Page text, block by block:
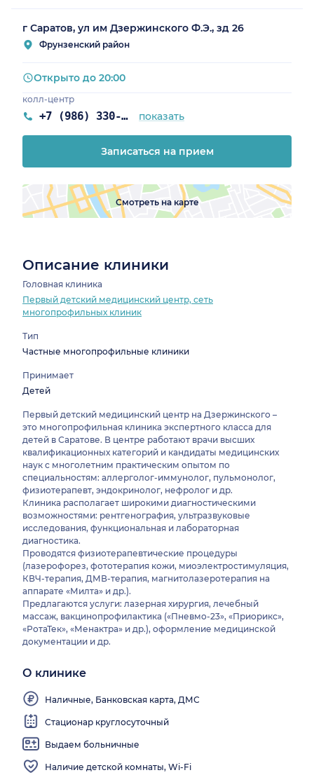
г Саратов, ул им Дзержинского Ф.Э., зд 26
Фрунзенский район
колл-центр
+7 (986) 330-19-25 показать
Открыто до 20:00
Записаться на прием
Смотреть на карте
Описание клиники
Головная клиника
Первый детский медицинский центр, сеть
многопрофильных клиник
Тип
Частные многопрофильные клиники
Принимает
Детей
Первый детский медицинский центр на Дзержинского –
это многопрофильная клиника экспертного класса для
детей в Саратове. В центре работают врачи высших
квалификационных категорий и кандидаты медицинских
наук с многолетним практическим опытом по
специальностям: аллерголог-иммунолог, пульмонолог,
физиотерапевт, эндокринолог, нефролог и др.
Клиника располагает широкими диагностическими
возможностями: рентгенография, ультразвуковые
исследования, функциональная и лабораторная
диагностика.
Проводятся физиотерапевтические процедуры
(лазерофорез, фототерапия кожи, миоэлектростимуляция,
КВЧ-терапия, ДМВ-терапия, магнитолазеротерапия на
аппарате «Милта» и др.).
Предлагаются услуги: лазерная хирургия, лечебный
массаж, вакцинопрофилактика («Пневмо-23», «Приорикс»,
«РотаТек», «Менактра» и др.), оформление медицинской
документации и др.
О клинике
Наличные, Банковская карта, ДМС
Стационар круглосуточный
Выдаем больничные
Наличие детской комнаты, Wi-Fi